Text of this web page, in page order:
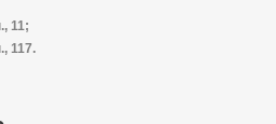
11;
117.